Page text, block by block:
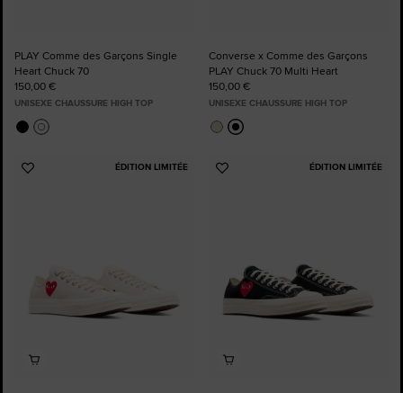
PLAY Comme des Garçons Single
Heart Chuck 70
150,00 €
UNISEXE CHAUSSURE HIGH TOP
Converse x Comme des Garçons
PLAY Chuck 70 Multi Heart
150,00 €
UNISEXE CHAUSSURE HIGH TOP
ÉDITION LIMITÉE
Ajouter
ÉDITION LIMITÉE
Ajouter